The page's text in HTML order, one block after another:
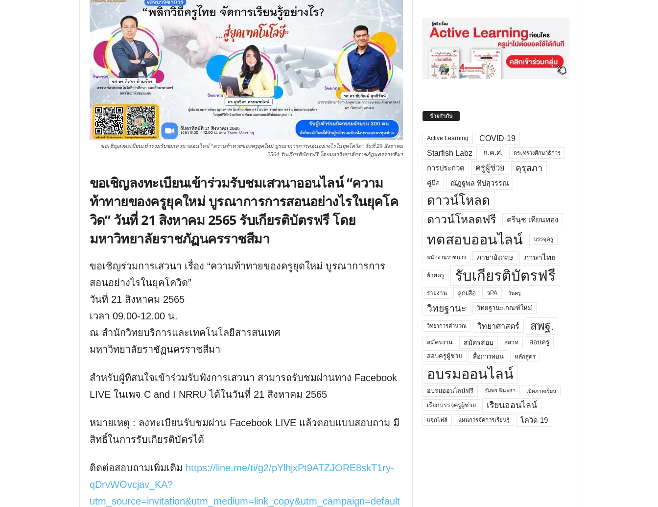
ขอเชิญลงทะเบียนเข้าร่วมรับชมเสวนาออนไลน์ “ความท้าทายของครูยุคใหม่ บูรณาการการสอนอย่างไรในยุคโควิด” วันที่ 29 สิงหาคม
2564 รับเกียรติบัตรฟรี โดยมหาวิทยาลัยราชภัฏนครราชสีมา
ขอเชิญลงทะเบียนเข้าร่วมรับชมเสวนาออนไลน์ “ความ
ท้าทายของครูยุคใหม่ บูรณาการการสอนอย่างไรในยุคโค
วิด” วันที่ 21 สิงหาคม 2565 รับเกียรติบัตรฟรี โดย
มหาวิทยาลัยราชภัฏนครราชสีมา
ขอเชิญร่วมการเสวนา เรื่อง “ความท้าทายของครูยุดใหม่ บูรณาการการ
สอนอย่างไรในยุคโควิด”
วันที่ 21 สิงหาคม 2565
เวลา 09.00-12.00 น.
ณ สำนักวิทยบริการและเทคโนโลยีสารสนเทศ
มหาวิทยาลัยราชัฏนครราชสีมา
สำหรับผู้ที่สนใจเข้าร่วมรับฟังการเสวนา สามารถรับชมผ่านทาง Facebook
LIVE ในเพจ C and I NRRU ได้ในวันที่ 21 สิงหาคม 2565
หมายเหตุ : ลงทะเบียนรับชมผ่าน Facebook LIVE แล้วตอบแบบสอบถาม มี
สิทธิ์ในการรับเกียรติบัตรได้
ติดต่อสอบถามเพิ่มเติม https://line.me/ti/g2/pYlhjxPt9ATZJORE8skT1ry-
qDrvWOvcjav_KA?
utm_source=invitation&utm_medium=link_copy&utm_campaign=default
ป้ายกำกับ
Active Learning
COVID-19
Starfish Labz
ก.ค.ศ. กระทรวงศึกษาธิการ
การประกวด ครูผู้ช่วย คุรุสภา
คู่มือ ณัฏฐพล ทีปสุวรรณ
ดาวน์โหลด
ดาวน์โหลดฟรี ตรีนุช เทียนทอง
ทดสอบออนไลน์ บรรจุครู
พนักงานราชการ ภาษาอังกฤษ ภาษาไทย
ย้ายครู รับเกียรติบัตรฟรี
รายงาน ลูกเสือ วPA วันครู
วิทยฐานะ วิทยฐานะเกณฑ์ใหม่
วิทยาการคำนวณ วิทยาศาสตร์ สพฐ.
สมัครงาน สมัครสอบ สสวท
สอบครู
สอบครูผู้ช่วย
สื่อการสอน หลักสูตร
อบรมออนไลน์
อบรมออนไลน์ฟรี อัมพร พินะสา เปิดภาคเรียน
เรียกบรรจุครูผู้ช่วย เรียนออนไลน์
แจกไฟล์ แผนการจัดการเรียนรู้ โควิด 19